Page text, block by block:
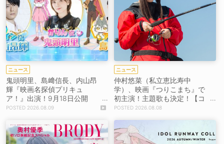
ニュース
鬼頭明里、島﨑信長、内山昂
輝『映画名探偵プリキュ
ア！』出演！9月18日公開
【コメントあり】
2026.08.09
ニュース
仲村悠菜（私立恵比寿中
学）、映画『つりこまち』で
初主演！主題歌も決定！【コ
メントあり】
2026.08.08